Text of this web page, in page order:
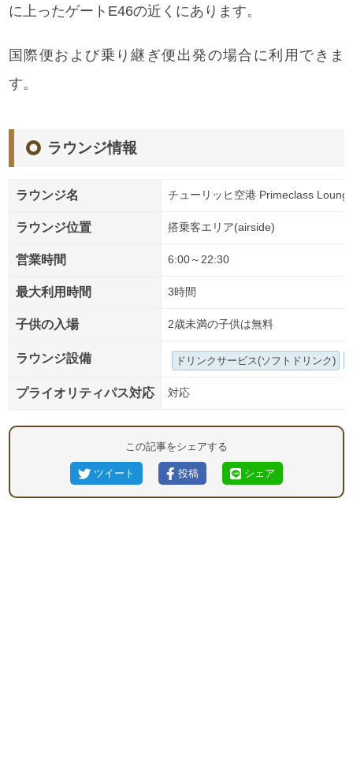
に上ったゲートE46の近くにあります。
国際便および乗り継ぎ便出発の場合に利用できま
す。
ラウンジ情報
ラウンジ名 チューリッヒ空港 Primeclass
ラウンジ位置 搭乗客エリア(airside)
営業時間 6:00～22:30
最大利用時間 3時間
子供の入場 2歳未満の子供は無料
ラウンジ設備 ドリンクサービス(ソフトドリンク)
プライオリティパス対応 対応
この記事をシェアする
ツイート 投稿 シェア